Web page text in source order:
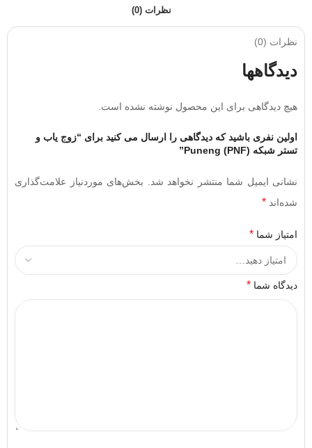
نظرات (0)
نظرات (0)
دیدگاهها
هیچ دیدگاهی برای این محصول نوشته نشده است.
اولین نفری باشید که دیدگاهی را ارسال می کنید برای “زوج یاب و
تستر شبکه Puneng (PNF)”
نشانی ایمیل شما منتشر نخواهد شد.
بخش‌های موردنیاز علامت‌گذاری
شده‌اند *
امتیاز شما *
دیدگاه شما *